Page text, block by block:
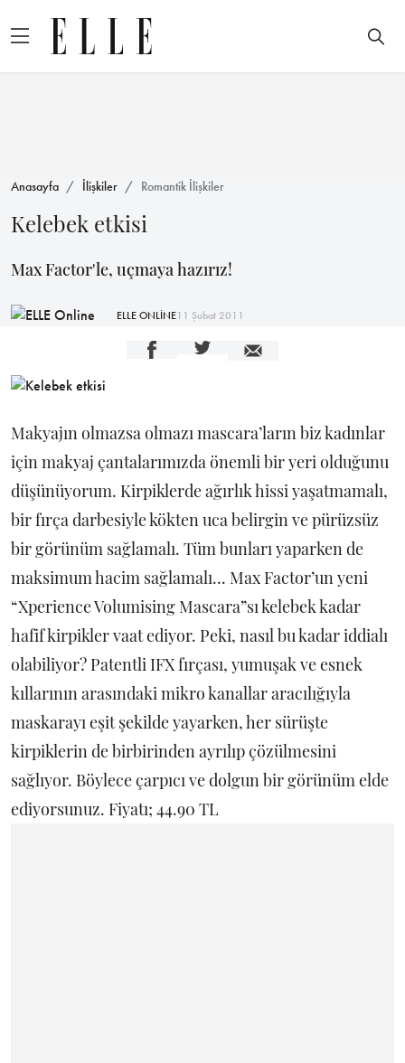
Anasayfa İlişkiler Romantik İlişkiler
Kelebek etkisi
Max Factor'le, uçmaya hazırız!
ELLE ONLİNE11 Şubat 2011
Makyajın olmazsa olmazı mascara’ların biz kadınlar
için makyaj çantalarımızda önemli bir yeri olduğunu
düşünüyorum. Kirpiklerde ağırlık hissi yaşatmamalı,
bir fırça darbesiyle kökten uca belirgin ve pürüzsüz
bir görünüm sağlamalı. Tüm bunları yaparken de
maksimum hacim sağlamalı... Max Factor’un yeni
“Xperience Volumising Mascara”sı kelebek kadar
hafif kirpikler vaat ediyor. Peki, nasıl bu kadar iddialı
olabiliyor? Patentli IFX fırçası, yumuşak ve esnek
kıllarının arasındaki mikro kanallar aracılığıyla
maskarayı eşit şekilde yayarken, her sürüşte
kirpiklerin de birbirinden ayrılıp çözülmesini
sağlıyor. Böylece çarpıcı ve dolgun bir görünüm elde
ediyorsunuz. Fiyatı; 44.90 TL